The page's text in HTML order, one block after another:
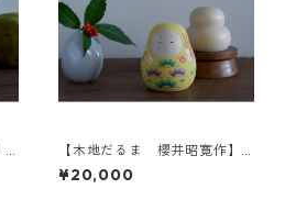
【木地だるま 櫻井昭寛作】
姫だるま 一筆目 A-2
¥20,000